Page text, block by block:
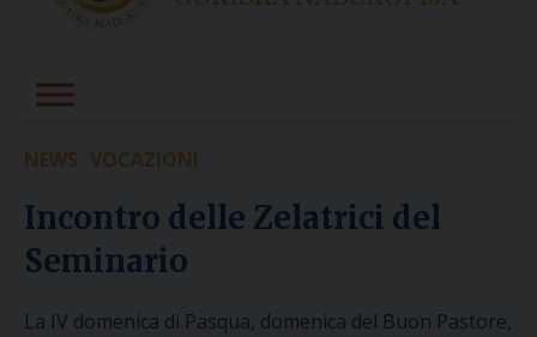
NEWS VOCAZIONI
Incontro delle Zelatrici del
Seminario
La IV domenica di Pasqua, domenica del Buon Pastore,